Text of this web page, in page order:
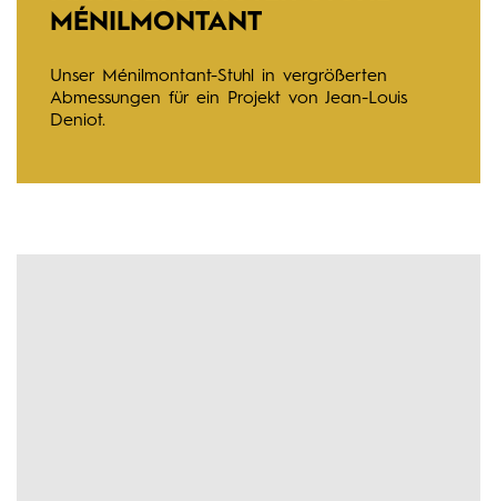
ÉNILMONTANT
Unser Ménilmontant-Stuhl in vergrößerten
Abmessungen für ein Projekt von Jean-Louis
Deniot.